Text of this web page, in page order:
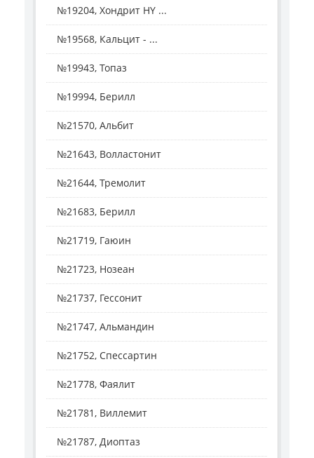
№19204, Хондрит HY ...
№19568, Кальцит - ...
№19943, Топаз
№19994, Берилл
№21570, Альбит
№21643, Волластонит
№21644, Тремолит
№21683, Берилл
№21719, Гаюин
№21723, Нозеан
№21737, Гессонит
№21747, Альмандин
№21752, Спессартин
№21778, Фаялит
№21781, Виллемит
№21787, Диоптаз